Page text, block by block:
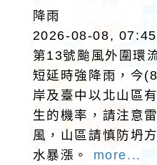
降雨
2026-08-08,
第13號颱風外圍環
短延時強降雨，今
岸及臺中以北山區
生的機率，請注意
風，山區請慎防坍
水暴漲。 more...